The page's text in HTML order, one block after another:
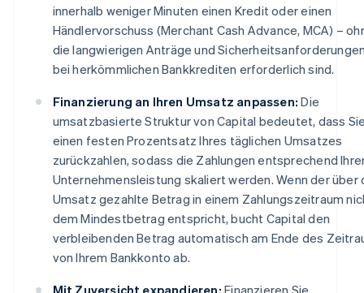
innerhalb weniger Minuten einen Kredit oder einen
Händlervorschuss (Merchant Cash Advance, MCA) –
die langwierigen Anträge und
bei herkömmlichen Bankkrediten erforderlich sind.
Finanzierung an Ihren Umsatz anpassen: Die
umsatzbasierte Struktur von Capital bedeutet, dass
einen festen Prozentsatz Ihres täglichen Umsatzes
zurückzahlen, sodass die Zahlungen entsprechend
Unternehmensleistung skaliert werden. Wenn der über
Umsatz gezahlte Betrag in einem Zahlungszeitraum
dem Mindestbetrag entspricht, bucht Capital den
verbleibenden Betrag automatisch am Ende des
von Ihrem Bankkonto ab.
Mit Zuversicht expandieren: Finanzieren Sie